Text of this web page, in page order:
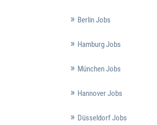
Berlin Jobs
Hamburg Jobs
München Jobs
Hannover Jobs
Düsseldorf Jobs